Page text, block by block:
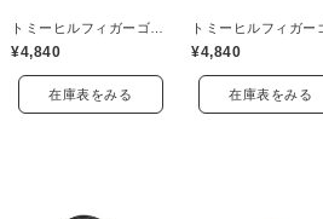
トミーヒルフィガーゴルフ(TOMMY HILFIGER GOLF)
¥4,840
在庫表をみる
¥4,840
在庫表をみる